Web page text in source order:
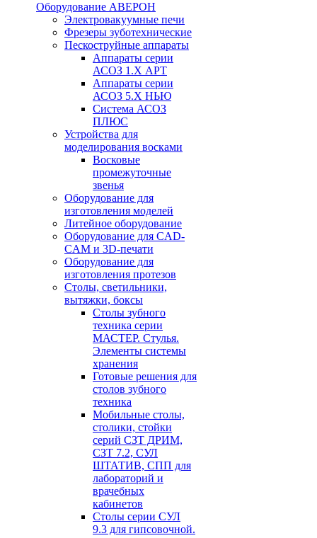
Оборудование АВЕРОН
Электровакуумные печи
Фрезеры зуботехнические
Пескоструйные аппараты
Аппараты серии
АСОЗ 1.Х АРТ
Аппараты серии
АСОЗ 5.Х НЬЮ
Система АСОЗ
ПЛЮС
Устройства для
моделирования восками
Восковые
промежуточные
звенья
Оборудование для
изготовления моделей
Литейное оборудование
Оборудование для CAD-
CAM и 3D-печати
Оборудование для
изготовления протезов
Cтолы, светильники,
вытяжки, боксы
Столы зубного
техника серии
МАСТЕР. Стулья.
Элементы системы
хранения
Готовые решения для
столов зубного
техника
Мобильные столы,
столики, стойки
серий СЗТ ДРИМ,
СЗТ 7.2, СУЛ
ШТАТИВ, СПП для
лабораторий и
врачебных
кабинетов
Столы серии СУЛ
9.3 для гипсовочной.